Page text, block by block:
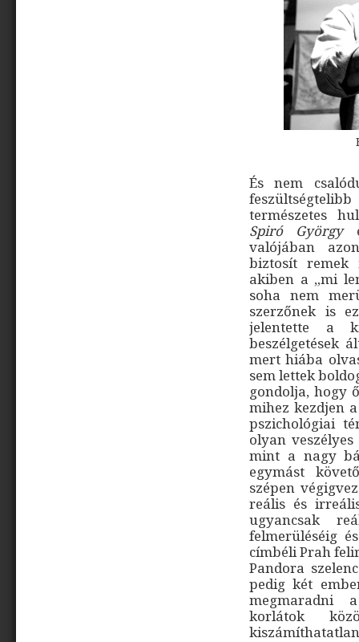
És nem
természetes
Spiró György
valójában
biztosít remek
akiben a „mi
soha nem
szerzőnek is
jelentette a
beszélgetések
mert hiába
sem lettek
gondolja, hogy
mihez kezdjen
pszichológiai
olyan
mint a nagy
egymást
szépen
reális és
ugyancsak
felmerüléséig
címbéli Prah
Pandora
pedig két
megmaradni
korlátok